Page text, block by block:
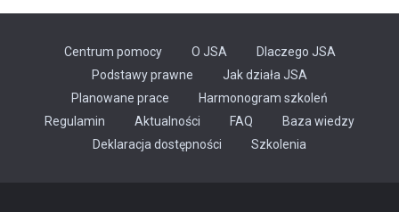
Centrum pomocy O JSA
Dlaczego JSA
Podstawy prawne
Jak działa JSA
Planowane prace
Harmonogram szkoleń
Regulamin
Aktualności FAQ
Baza wiedzy
Deklaracja dostępności
Szkolenia